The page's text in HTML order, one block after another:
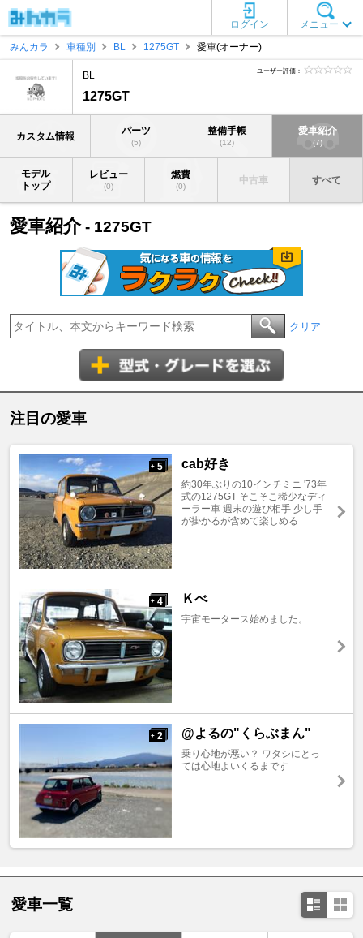
メニュー
ログイン
みんカラ
車種別 BL 1275GT 愛車(オーナー)
BL
1275GT
ユーザー評価： -
カスタム情報 パーツ
(5)
整備手帳
(12)
愛車紹介
(7)
モデル
トップ
レビュー
(0)
燃費
(0)
中古車 すべて
愛車紹介- 1275GT
クリア
注目の愛車
+ 5 cab好き
約30年ぶりの10インチミニ '73年
式の1275GT そこそこ稀少なディ
ーラー車 週末の遊び相手 少し手
が掛かるが含めて楽しめる
+ 4 Ｋべ
宇宙モータース始めました。
+ 2 @よるの"くらぶまん"
乗り心地が悪い？ ワタシにとっ
ては心地よいくるまです
愛車一覧